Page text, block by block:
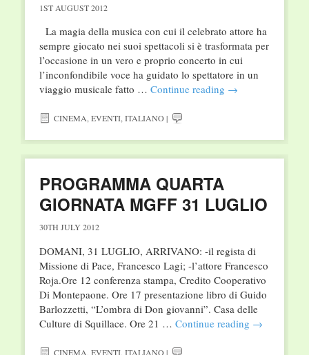
1ST AUGUST 2012
La magia della musica con cui il celebrato attore ha
sempre giocato nei suoi spettacoli si è trasformata per
l’occasione in un vero e proprio concerto in cui
l’inconfondibile voce ha guidato lo spettatore in un
viaggio musicale fatto … Continue reading →
CINEMA,EVENTI,ITALIANO|
PROGRAMMA QUARTA
GIORNATA MGFF 31 LUGLIO
30TH JULY 2012
DOMANI, 31 LUGLIO, ARRIVANO: -il regista di
Missione di Pace, Francesco Lagi; -l’attore Francesco
Roja.Ore 12 conferenza stampa, Credito Cooperativo
Di Montepaone. Ore 17 presentazione libro di Guido
Barlozzetti, “L’ombra di Don giovanni”. Casa delle
Culture di Squillace. Ore 21 … Continue reading →
CINEMA EVENTI, ITALIANO|